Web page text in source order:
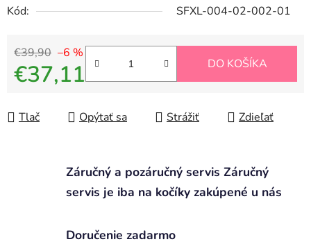
Kód:
SFXL-004-02-002-01
€39,90 –6 %
€37,11 DO KOŠÍKA
Tlač Opýtať sa Strážiť Zdieľať
Záručný a pozáručný servis Záručný
servis je iba na kočíky zakúpené u nás
Doručenie zadarmo